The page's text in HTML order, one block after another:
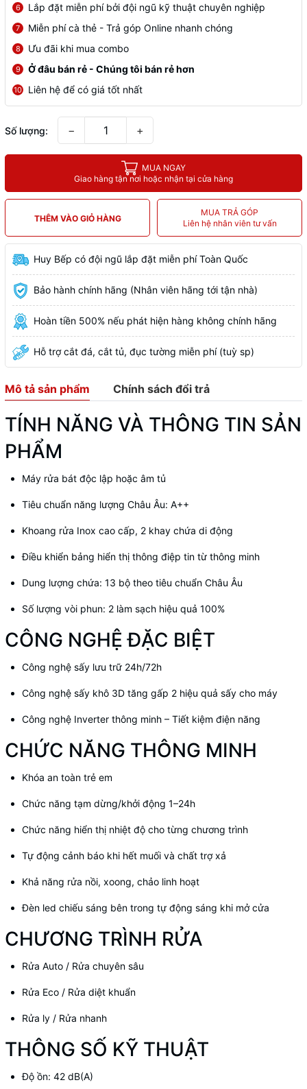
6 Lắp đặt miễn phí bởi đội ngũ kỹ thuật chuyên nghiệp
7 Miễn phí cà thẻ - Trả góp Online nhanh chóng
8 Ưu đãi khi mua combo
9 Ở đâu bán rẻ - Chúng tôi bán rẻ hơn
10 Liên hệ để có giá tốt nhất
Số lượng: − +
MUA NGAY
Giao hàng tận nơi hoặc nhận tại cửa hàng
THÊM VÀO GIỎ HÀNG
MUA TRẢ GÓP
Liên hệ nhân viên tư vấn
Huy Bếp có đội ngũ lắp đặt miễn phí Toàn Quốc
Bảo hành chính hãng (Nhân viên hãng tới tận nhà)
Hoàn tiền 500% nếu phát hiện hàng không chính hãng
Hỗ trợ cắt đá, cắt tủ, đục tường miễn phí (tuỳ sp)
Mô tả sản phẩm Chính sách đổi trả
TÍNH NĂNG VÀ THÔNG TIN SẢN
PHẨM
Máy rửa bát độc lập hoặc âm tủ
Tiêu chuẩn năng lượng Châu Âu: A++
Khoang rửa Inox cao cấp, 2 khay chứa di động
Điều khiển bảng hiển thị thông điệp tin từ thông minh
Dung lượng chứa: 13 bộ theo tiêu chuẩn Châu Âu
Số lượng vòi phun: 2 làm sạch hiệu quả 100%
CÔNG NGHỆ ĐẶC BIỆT
Công nghệ sấy lưu trữ 24h/72h
Công nghệ sấy khô 3D tăng gấp 2 hiệu quả sấy cho máy
Công nghệ Inverter thông minh – Tiết kiệm điện năng
CHỨC NĂNG THÔNG MINH
Khóa an toàn trẻ em
Chức năng tạm dừng/khởi động 1–24h
Chức năng hiển thị nhiệt độ cho từng chương trình
Tự động cảnh báo khi hết muối và chất trợ xả
Khả năng rửa nồi, xoong, chảo linh hoạt
Đèn led chiếu sáng bên trong tự động sáng khi mở cửa
CHƯƠNG TRÌNH RỬA
Rửa Auto / Rửa chuyên sâu
Rửa Eco / Rửa diệt khuẩn
Rửa ly / Rửa nhanh
THÔNG SỐ KỸ THUẬT
Độ ồn: 42 dB(A)